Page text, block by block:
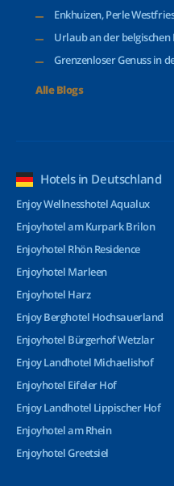
Enkhuizen, Perle
Urlaub an der belgischen
Grenzenloser Genuss in
Alle Blogs
Hotels in Deutschland
Enjoy Wellnesshotel Aqualux
Enjoyhotel am Kurpark Brilon
Enjoyhotel Rhön Residence
Enjoyhotel Marleen
Enjoyhotel Harz
Enjoy Berghotel Hochsauerland
Enjoyhotel Bürgerhof Wetzlar
Enjoy Landhotel Michaelishof
Enjoyhotel Eifeler Hof
Enjoy Landhotel Lippischer Hof
Enjoyhotel am Rhein
Enjoyhotel Greetsiel